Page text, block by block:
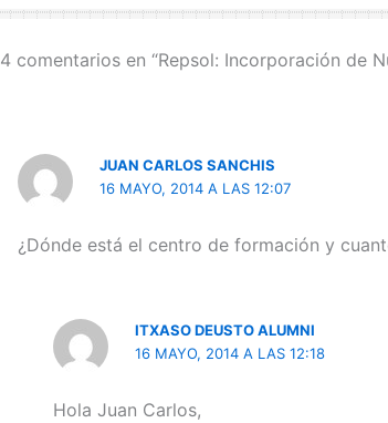
4 comentarios en “Repsol: Incorporación de
JUAN CARLOS SANCHIS
16 MAYO, 2014 A LAS 12:07
¿Dónde está el centro de formación y
ITXASO DEUSTO ALUMNI
16 MAYO, 2014 A LAS 12:18
Hola Juan Carlos,